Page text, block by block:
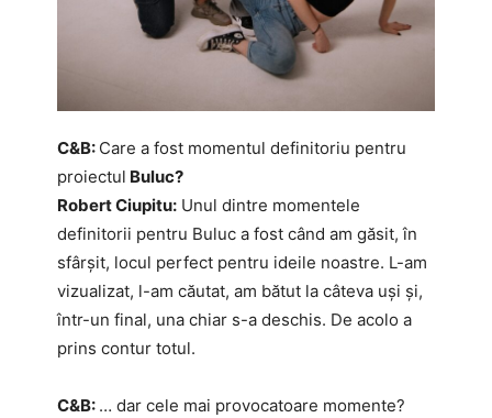
C&B: Care a fost momentul definitoriu pentru
proiectul Buluc?
Robert Ciupitu: Unul dintre momentele
definitorii pentru Buluc a fost când am găsit, în
sfârșit, locul perfect pentru ideile noastre. L-am
vizualizat, l-am căutat, am bătut la câteva uși și,
într-un final, una chiar s-a deschis. De acolo a
prins contur totul.
C&B: … dar cele mai provocatoare momente?